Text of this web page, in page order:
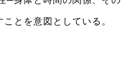
とを意図としている。